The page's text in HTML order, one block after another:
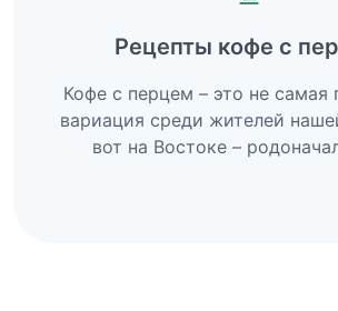
Рецепты кофе с
Кофе с перцем – это не самая
вариация среди жителей
вот на Востоке –